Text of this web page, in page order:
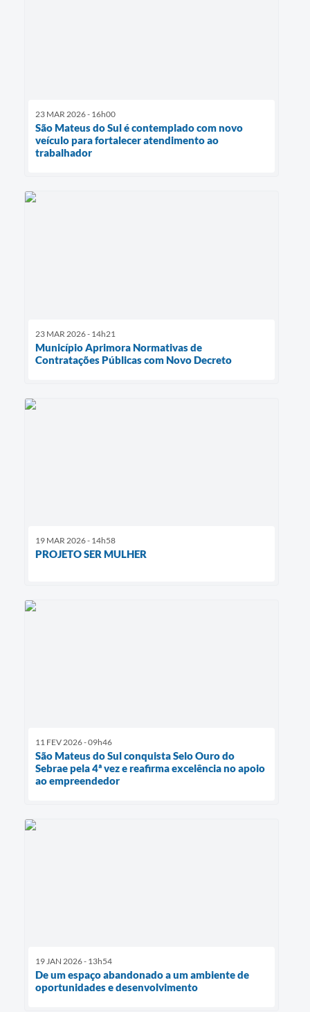
23 MAR 2026 - 16h00
São Mateus do Sul é contemplado com novo
veículo para fortalecer atendimento ao
trabalhador
23 MAR 2026 - 14h21
Município Aprimora Normativas de
Contratações Públicas com Novo Decreto
19 MAR 2026 - 14h58
PROJETO SER MULHER
11 FEV 2026 - 09h46
São Mateus do Sul conquista Selo Ouro do
Sebrae pela 4ª vez e reafirma excelência no apoio
ao empreendedor
19 JAN 2026 - 13h54
De um espaço abandonado a um ambiente de
oportunidades e desenvolvimento